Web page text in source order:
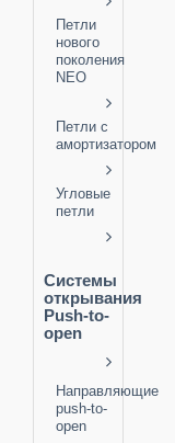
Петли
нового
поколения
NEO
Петли с
амортизатором
Угловые
петли
Системы
открывания
Push-to-
open
Направляющие
push-to-
open